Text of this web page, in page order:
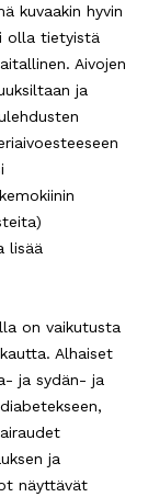
kuvaakin hyvin
olla tietyistä
Aivojen
ja
lisää
on vaikutusta
Alhaiset
ja sydän- ja
ja
näyttävät